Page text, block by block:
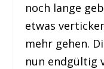
noch lange
etwas
mehr gehen.
nun endgültig